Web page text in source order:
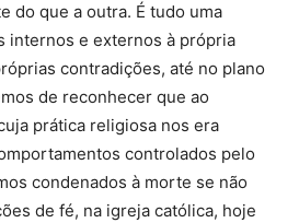
do que a outra. É tudo uma
internos e externos à própria
contradições, até no plano
de reconhecer que ao
prática religiosa nos era
controlados pelo
condenados à morte se não
de fé, na igreja católica, hoje